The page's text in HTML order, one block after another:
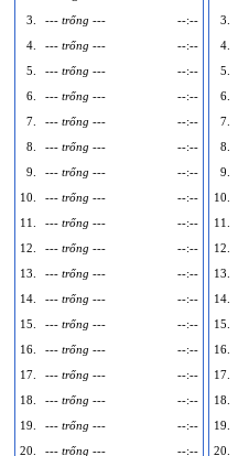
3.
--- trống ---
--:--
4.
--- trống ---
--:--
5.
--- trống ---
--:--
6.
--- trống ---
--:--
7.
--- trống ---
--:--
8.
--- trống ---
--:--
9.
--- trống ---
--:--
10.
--- trống ---
--:--
11.
--- trống ---
--:--
12.
--- trống ---
--:--
13.
--- trống ---
--:--
14.
--- trống ---
--:--
15.
--- trống ---
--:--
16.
--- trống ---
--:--
17.
--- trống ---
--:--
18.
--- trống ---
--:--
19.
--- trống ---
--:--
20.
--- trống --- --:--
3.
4.
5.
6.
7.
8.
9.
10.
11.
12.
13.
14.
15.
16.
17.
18.
19.
20.